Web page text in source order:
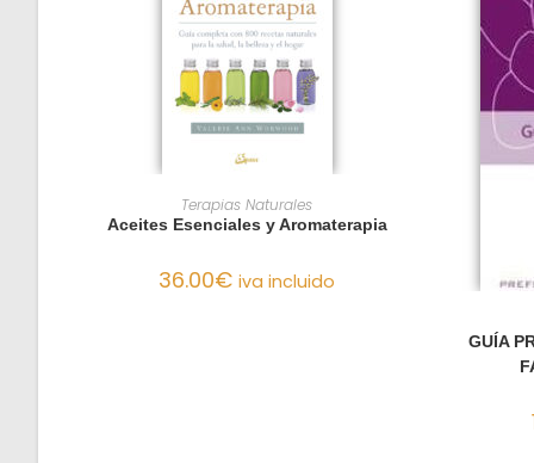
AÑADIR AL CARRITO
Terapias Naturales
Aceites Esenciales y Aromaterapia
36.00€ iva incluido
GUÍA